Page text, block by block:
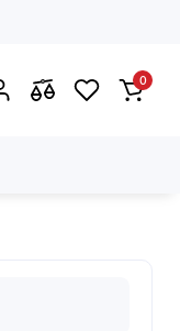
0